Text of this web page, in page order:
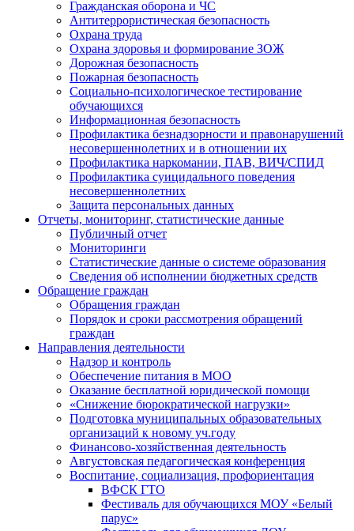
Гражданская оборона и ЧС
Антитеррористическая безопасность
Охрана труда
Охрана здоровья и формирование ЗОЖ
Дорожная безопасность
Пожарная безопасность
Социально-психологическое тестирование
обучающихся
Информационная безопасность
Профилактика безнадзорности и правонарушений
несовершеннолетних и в отношении их
Профилактика наркомании, ПАВ, ВИЧ/СПИД
Профилактика суицидального поведения
несовершеннолетних
Защита персональных данных
Отчеты, мониторинг, статистические данные
Публичный отчет
Мониторинги
Статистические данные о системе образования
Сведения об исполнении бюджетных средств
Обращение граждан
Обращения граждан
Порядок и сроки рассмотрения обращений
граждан
Направления деятельности
Надзор и контроль
Обеспечение питания в МОО
Оказание бесплатной юридической помощи
«Снижение бюрократической нагрузки»
Подготовка муниципальных образовательных
организаций к новому уч.году
Финансово-хозяйственная деятельность
Августовская педагогическая конференция
Воспитание, социализация, профориентация
ВФСК ГТО
Фестиваль для обучающихся МОУ «Белый
парус»